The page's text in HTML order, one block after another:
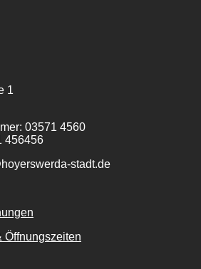
1
03571 4560
456456
stadt.de
Öffnungszeiten